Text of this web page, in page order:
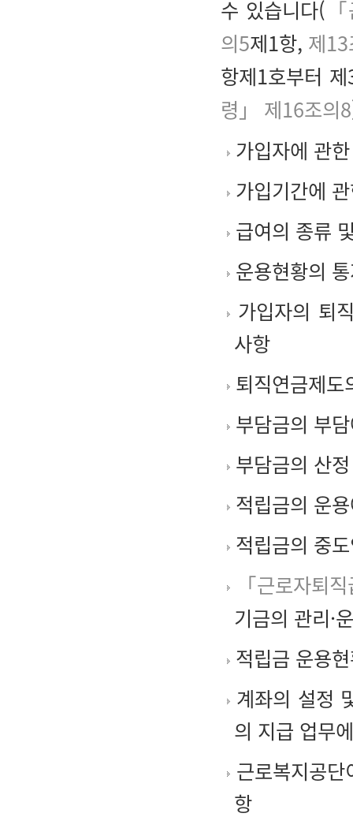
수 있습니다(
의5제1항, 제
항제1호부터
령」 제16조의8
가입자에 관
가입기간에
급여의 종류
운용현황의
가입자의 퇴
사항
퇴직연금제도
부담금의 부
부담금의 산
적립금의 운
적립금의 중
「근로자퇴
기금의 관리·
적립금 운용
계좌의 설정
의 지급 업무
근로복지공
항